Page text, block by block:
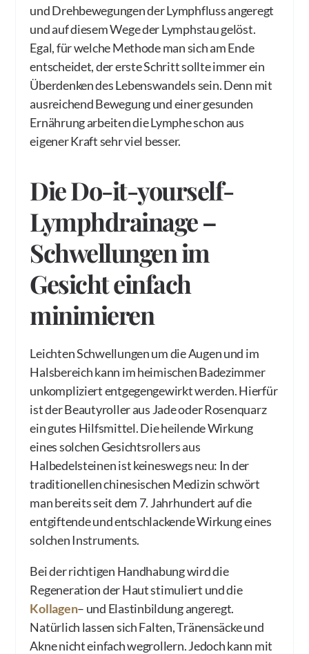
und Drehbewegungen der Lymphfluss angeregt
und auf diesem Wege der Lymphstau gelöst.
Egal, für welche Methode man sich am Ende
entscheidet, der erste Schritt sollte immer ein
Überdenken des Lebenswandels sein. Denn mit
ausreichend Bewegung und einer gesunden
Ernährung arbeiten die Lymphe schon aus
eigener Kraft sehr viel besser.
Die Do-it-yourself-
Lymphdrainage –
Schwellungen im
Gesicht einfach
minimieren
Leichten Schwellungen um die Augen und im
Halsbereich kann im heimischen Badezimmer
unkompliziert entgegengewirkt werden. Hierfür
ist der Beautyroller aus Jade oder Rosenquarz
ein gutes Hilfsmittel. Die heilende Wirkung
eines solchen Gesichtsrollers aus
Halbedelsteinen ist keineswegs neu: In der
traditionellen chinesischen Medizin schwört
man bereits seit dem 7. Jahrhundert auf die
entgiftende und entschlackende Wirkung eines
solchen Instruments.
Bei der richtigen Handhabung wird die
Regeneration der Haut stimuliert und die
Kollagen– und Elastinbildung angeregt.
Natürlich lassen sich Falten, Tränensäcke und
Akne nicht einfach wegrollern. Jedoch kann mit